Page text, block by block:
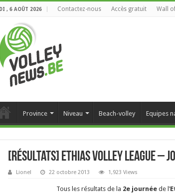
, 6 AOÛT 2026 Contactez-nous Accès gratuit Wall
Province Niveau Beach-volley Equipes
[Résultats] Ethias Volley League –
Lionel 22 octobre 2013 1,923 Views
Tous les résultats de la 2e journéede l’